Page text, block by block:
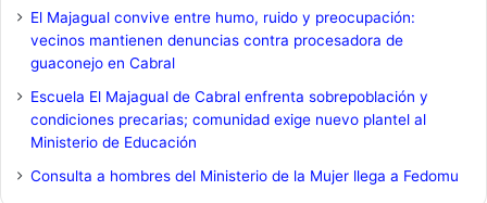
El Majagual convive entre humo, ruido y preocupación:
vecinos mantienen denuncias contra procesadora de
guaconejo en Cabral
Escuela El Majagual de Cabral enfrenta sobrepoblación y
condiciones precarias; comunidad exige nuevo plantel al
Ministerio de Educación
Consulta a hombres del Ministerio de la Mujer llega a Fedomu